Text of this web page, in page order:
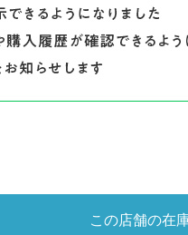
この店舗の在